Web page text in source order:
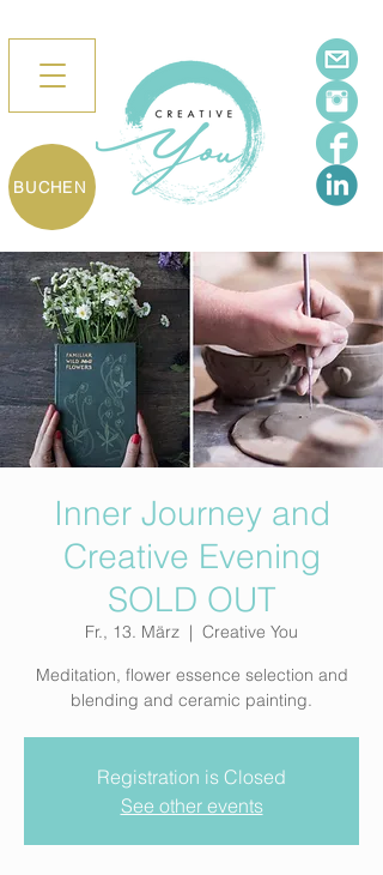
BUCHEN
Inner Journey and
Creative Evening
SOLD OUT
Fr., 13. März
  |
Creative You
Meditation, flower essence selection and
blending and ceramic painting.
Registration is Closed
See other events